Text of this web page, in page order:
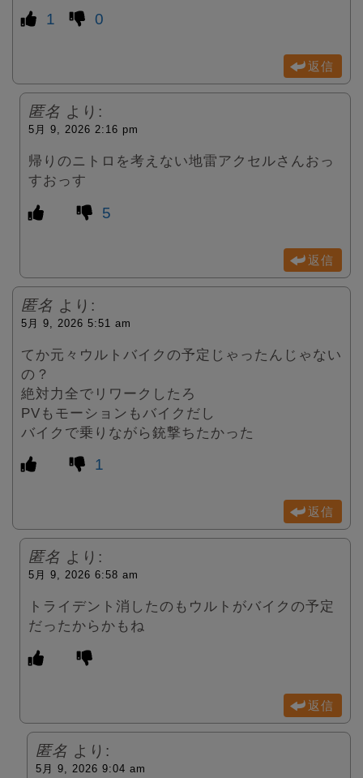
1 0
返信
匿名 より:
5月 9, 2026 2:16 pm
帰りのニトロを考えない地雷アクセルさんおっ
すおっす
5
返信
匿名 より:
5月 9, 2026 5:51 am
てか元々ウルトバイクの予定じゃったんじゃない
の？
絶対力全でリワークしたろ
PVもモーションもバイクだし
バイクで乗りながら銃撃ちたかった
1
返信
匿名 より:
5月 9, 2026 6:58 am
トライデント消したのもウルトがバイクの予定
だったからかもね
返信
匿名 より:
5月 9, 2026 9:04 am